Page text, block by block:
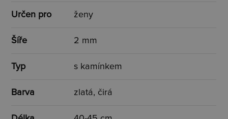
Určen pro ženy
Šíře 2 mm
Typ s kamínkem
Barva zlatá, čirá